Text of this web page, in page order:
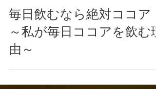
アロマ講師・セラピスト 菅沼 亜紀子
毎日飲むなら絶対ココア！
由～